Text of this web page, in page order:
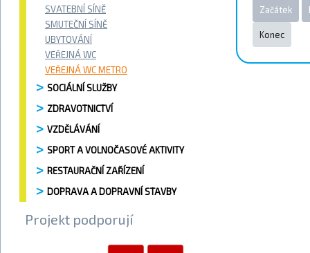
SVATEBNÍ SÍNĚ
SMUTEČNÍ SÍNĚ
UBYTOVÁNÍ
VEŘEJNÁ WC
VEŘEJNÁ WC METRO
SOCIÁLNÍ SLUŽBY
ZDRAVOTNICTVÍ
VZDĚLÁVÁNÍ
SPORT A VOLNOČASOVÉ AKTIVITY
RESTAURAČNÍ ZAŘÍZENÍ
DOPRAVA A DOPRAVNÍ STAVBY
Projekt podporují
Strana 1
Začátek
Konec